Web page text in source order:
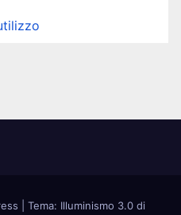
Tema: Illuminismo 3.0 di